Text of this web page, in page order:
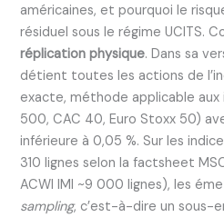
américaines, et pourquoi le
résiduel sous le régime UCITS.
réplication physique. Dans sa
détient toutes les actions de
exacte, méthode applicable
500, CAC 40, Euro Stoxx 50)
inférieure à 0,05 %. Sur les
310 lignes selon la factsheet
ACWI IMI ~9 000 lignes), les
sampling, c’est-à-dire un sous-